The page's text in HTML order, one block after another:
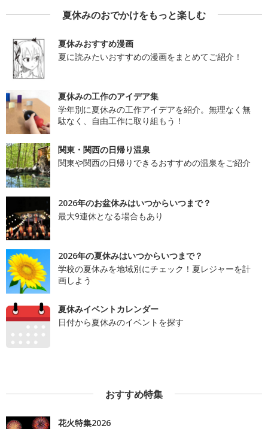
夏休みのおでかけをもっと楽しむ
夏休みおすすめ漫画
夏に読みたいおすすめの漫画をまとめてご紹介！
夏休みの工作のアイデア集
学年別に夏休みの工作アイデアを紹介。無理なく無
駄なく、自由工作に取り組もう！
関東・関西の日帰り温泉
関東や関西の日帰りできるおすすめの温泉をご紹介
2026年のお盆休みはいつからいつまで？
最大9連休となる場合もあり
2026年の夏休みはいつからいつまで？
学校の夏休みを地域別にチェック！夏レジャーを計
画しよう
夏休みイベントカレンダー
日付から夏休みのイベントを探す
おすすめ特集
花火特集2026